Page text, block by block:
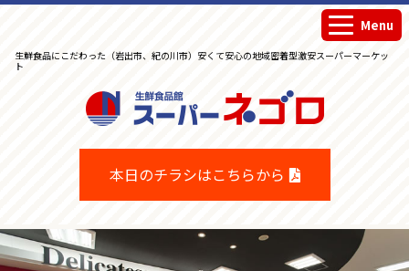
生鮮食品にこだわった（岩出市、紀の川市）安くて安心の地域密着型激安スーパーマーケッ
ト
本日のチラシはこちらから
Menu